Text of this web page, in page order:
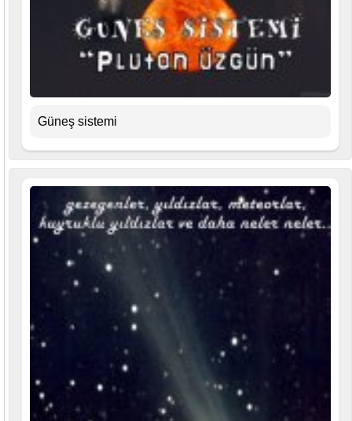
Güneş sistemi